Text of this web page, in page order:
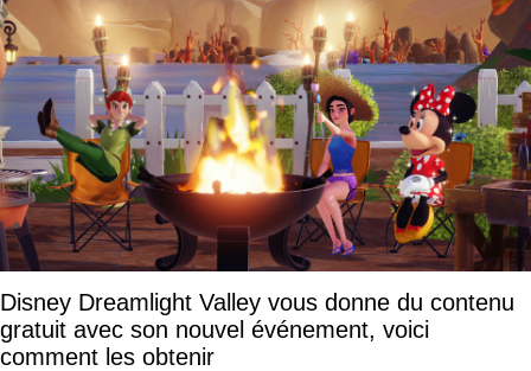
Disney Dreamlight Valley vous donne du contenu
gratuit avec son nouvel événement, voici
comment les obtenir